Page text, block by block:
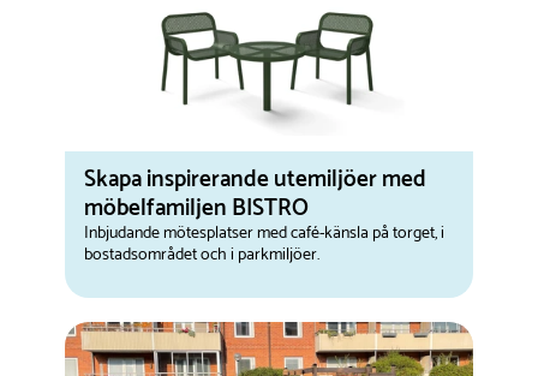
Skapa inspirerande utemiljöer med
möbelfamiljen BISTRO
Inbjudande mötesplatser med café-känsla på torget, i
bostadsområdet och i parkmiljöer.